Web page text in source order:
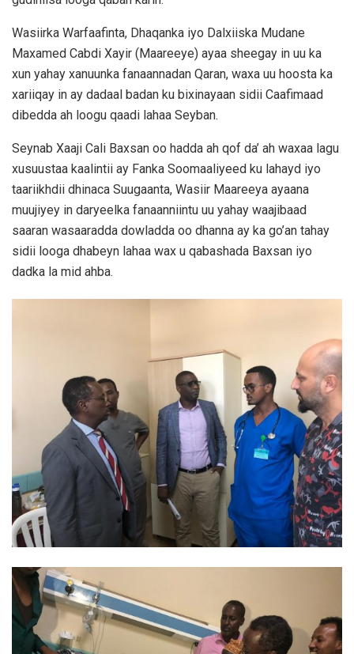
Wasiirka Warfaafinta, Dhaqanka iyo Dalxiiska Mudane
Maxamed Cabdi Xayir (Maareeye) ayaa sheegay in uu ka
xun yahay xanuunka fanaannadan Qaran, waxa uu hoosta ka
xariiqay in ay dadaal badan ku bixinayaan sidii Caafimaad
dibedda ah loogu qaadi lahaa Seyban.
Seynab Xaaji Cali Baxsan oo hadda ah qof da’ ah waxaa lagu
xusuustaa kaalintii ay Fanka Soomaaliyeed ku lahayd iyo
taariikhdii dhinaca Suugaanta, Wasiir Maareeya ayaana
muujiyey in daryeelka fanaanniintu uu yahay waajibaad
saaran wasaaradda dowladda oo dhanna ay ka go’an tahay
sidii looga dhabeyn lahaa wax u qabashada Baxsan iyo
dadka la mid ahba.